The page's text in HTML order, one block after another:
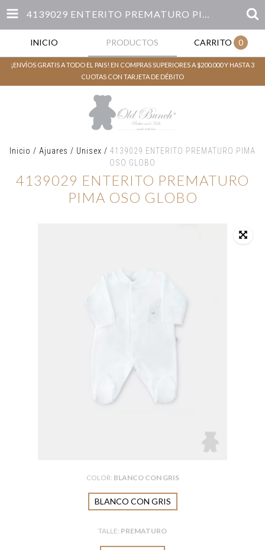
4139029 ENTERITO PREMATURO PIMA OSO GLOBO
INICIO PRODUCTOS CARRITO 0
¡ENVÍOS GRATIS A TODO EL PAIS! EN COMPRAS SUPERIORES A $200.000 Y HASTA 3
CUOTAS CON TARJETA DE DÉBITO
Inicio / Ajuares / Unisex / 4139029 ENTERITO PREMATURO PIMA
OSO GLOBO
4139029 ENTERITO PREMATURO
PIMA OSO GLOBO
COLOR: BLANCO CON GRIS
BLANCO CON GRIS
TALLE: PREMATURO